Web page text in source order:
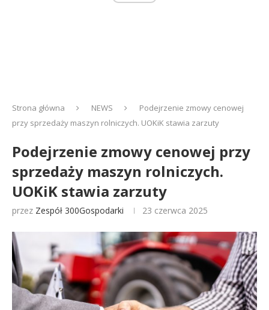
Strona główna NEWS
Podejrzenie zmowy cenowej
przy sprzedaży maszyn rolniczych. UOKiK stawia zarzuty
Podejrzenie zmowy cenowej przy
sprzedaży maszyn rolniczych.
UOKiK stawia zarzuty
przez Zespół 300Gospodarki 23 czerwca 2025